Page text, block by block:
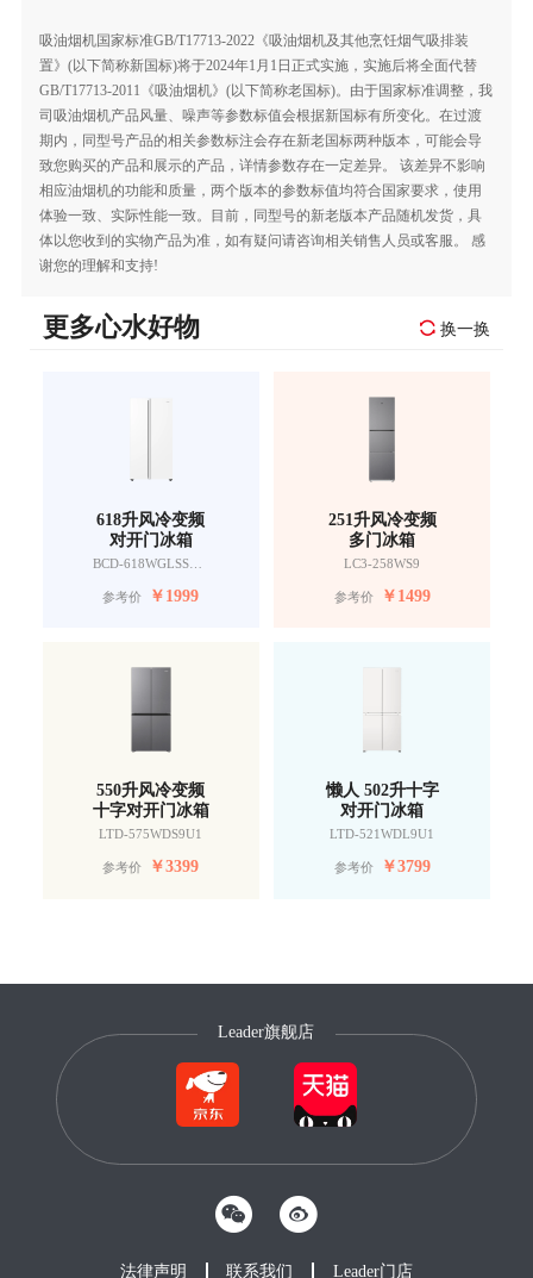
吸油烟机国家标准GB/T17713-2022《吸油烟机及其他烹饪烟气吸排装
置》(以下简称新国标)将于2024年1月1日正式实施，实施后将全面代替
GB/T17713-2011《吸油烟机》(以下简称老国标)。由于国家标准调整，我
司吸油烟机产品风量、噪声等参数标值会根据新国标有所变化。在过渡
期内，同型号产品的相关参数标注会存在新老国标两种版本，可能会导
致您购买的产品和展示的产品，详情参数存在一定差异。 该差异不影响
相应油烟机的功能和质量，两个版本的参数标值均符合国家要求，使用
体验一致、实际性能一致。目前，同型号的新老版本产品随机发货，具
体以您收到的实物产品为准，如有疑问请咨询相关销售人员或客服。 感
谢您的理解和支持!
更多心水好物 换一换
618升风冷变频
对开门冰箱
BCD-618WGLSSEDW9
参考价 ￥1999
251升风冷变频
多门冰箱
LC3-258WS9
参考价 ￥1499
550升风冷变频
十字对开门冰箱
LTD-575WDS9U1
参考价 ￥3399
懒人 502升十字
对开门冰箱
LTD-521WDL9U1
参考价 ￥3799
Leader旗舰店
法律声明 联系我们 Leader门店